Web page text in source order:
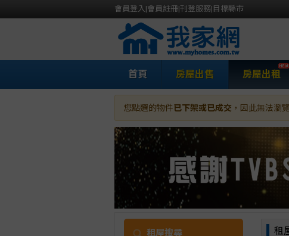
會員登入|會員註冊|刊登服務| 目標縣市
首頁 房屋出售 房屋出租
您點選的物件已下架或已成交 ，因此無法瀏
租屋搜尋
我家網
租